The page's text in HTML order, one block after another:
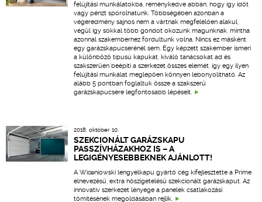
felújítási munkálatokba, reménykedve abban, hogy így időt
vagy pénzt spórolhatunk. Többségében azonban a
végeredmény sajnos nem a vártnak megfelelően alakul,
végül így sokkal több gondot okozunk magunknak, mintha
azonnal szakemberhez fordultunk volna. Nincs ez másként
egy garázskapucserénél sem. Egy képzett szakember ismeri
a különböző típusú kapukat, kiváló tanácsokat ad és
szakszerűen beépíti a szerkezet összes elemét, így egy ilyen
felújítási munkálat meglepően könnyen lebonyolítható. Az
alább 5 pontban foglaltuk össze a szakszerű
garázskapucsere legfontosabb lépéseit.
2018. október 10.
SZEKCIONÁLT GARÁZSKAPU
PASSZÍVHÁZAKHOZ IS – A
LEGIGÉNYESEBBEKNEK AJÁNLOTT!
A Wiœniowski lengyelkapu gyártó cég kifejlesztette a Prime
elnevezésű, extra hőszigetelésű szekcionált garázskaput. Az
innovatív szerkezet lényege a panelek csatlakozási
tömítésének megoldásában rejlik.